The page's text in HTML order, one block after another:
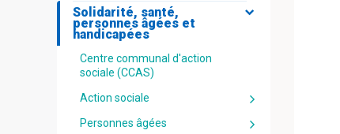
Solidarité, santé,
personnes âgées et
handicapées
Centre communal d'action
sociale (CCAS)
Action sociale
Personnes âgées